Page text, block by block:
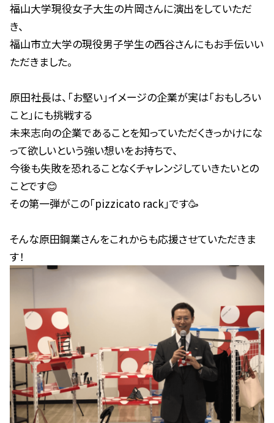
福山大学現役女子大生の片岡さんに演出をしていただ
き、
福山市立大学の現役男子学生の西谷さんにもお手伝いい
ただきました。
原田社長は、「お堅い」イメージの企業が実は「おもしろい
こと」にも挑戦する
未来志向の企業であることを知っていただくきっかけにな
って欲しいという強い想いをお持ちで、
今後も失敗を恐れることなくチャレンジしていきたいとの
ことです😊
その第一弾がこの「pizzicato rack」です🥳
そんな原田鋼業さんをこれからも応援させていただきま
す！